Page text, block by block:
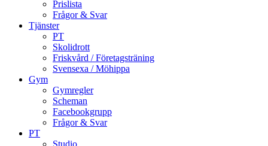
Prislista
Frågor & Svar
Tjänster
PT
Skolidrott
Friskvård / Företagsträning
Svensexa / Möhippa
Gym
Gymregler
Scheman
Facebookgrupp
Frågor & Svar
PT